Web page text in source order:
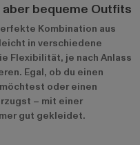
aber bequeme Outfits
Kombination aus
in verschiedene
Flexibilität, je nach Anlass
Egal, ob du einen
oder einen
– mit einer
gut gekleidet.